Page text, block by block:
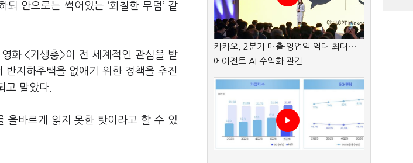
안으로는 썩어있는 ‘회칠한 무덤’ 같
화 <기생충>이 전 세계적인 관심을 받
지하주택을 없애기 위한 정책을 추진
고 말았다.
올바르게 읽지 못한 탓이라고 할 수 있
카카오, 2분기 매출·영업익 역대 최대…
에이전트 AI 수익화 관건